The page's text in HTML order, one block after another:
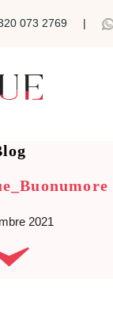
073 2769
2021